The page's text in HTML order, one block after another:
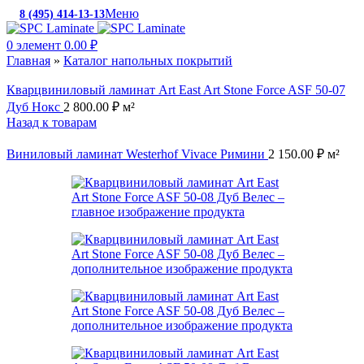
8 (495) 414-13-13Меню
0 элемент 0.00 ₽
Главная » Каталог напольных покрытий
Кварцвиниловый ламинат Art East Art Stone Force ASF 50-07
Дуб Нокс 2 800.00 ₽ м²
Назад к товарам
Виниловый ламинат Westerhof Vivace Римини 2 150.00 ₽ м²